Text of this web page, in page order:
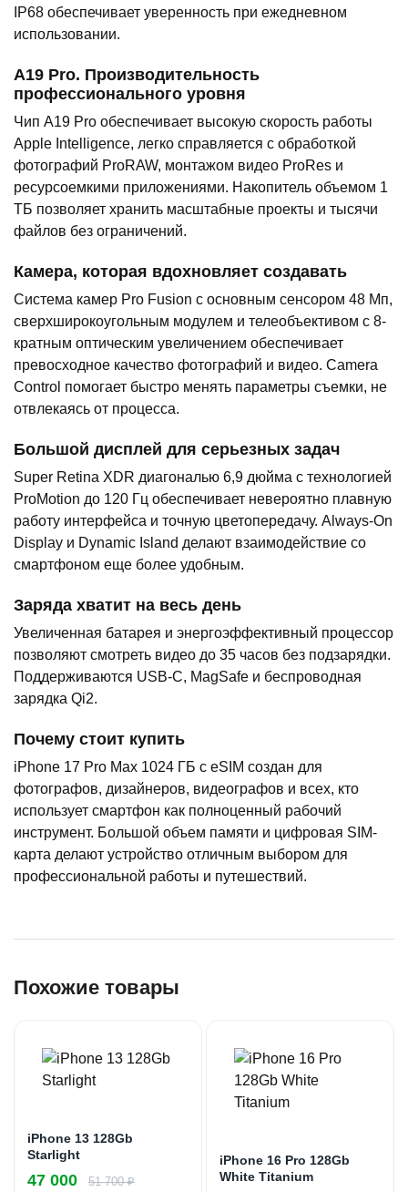
IP68 обеспечивает уверенность при ежедневном
использовании.
A19 Pro. Производительность
профессионального уровня
Чип A19 Pro обеспечивает высокую скорость работы
Apple Intelligence, легко справляется с обработкой
фотографий ProRAW, монтажом видео ProRes и
ресурсоемкими приложениями. Накопитель объемом 1
ТБ позволяет хранить масштабные проекты и тысячи
файлов без ограничений.
Камера, которая вдохновляет создавать
Система камер Pro Fusion с основным сенсором 48 Мп,
сверхширокоугольным модулем и телеобъективом с 8-
кратным оптическим увеличением обеспечивает
превосходное качество фотографий и видео. Camera
Control помогает быстро менять параметры съемки, не
отвлекаясь от процесса.
Большой дисплей для серьезных задач
Super Retina XDR диагональю 6,9 дюйма с технологией
ProMotion до 120 Гц обеспечивает невероятно плавную
работу интерфейса и точную цветопередачу. Always-On
Display и Dynamic Island делают взаимодействие со
смартфоном еще более удобным.
Заряда хватит на весь день
Увеличенная батарея и энергоэффективный процессор
позволяют смотреть видео до 35 часов без подзарядки.
Поддерживаются USB-C, MagSafe и беспроводная
зарядка Qi2.
Почему стоит купить
iPhone 17 Pro Max 1024 ГБ с eSIM создан для
фотографов, дизайнеров, видеографов и всех, кто
использует смартфон как полноценный рабочий
инструмент. Большой объем памяти и цифровая SIM-
карта делают устройство отличным выбором для
профессиональной работы и путешествий.
Похожие товары
iPhone 13 128Gb
Starlight
47 000 51 700 ₽
iPhone 16 Pro 128Gb
White Titanium